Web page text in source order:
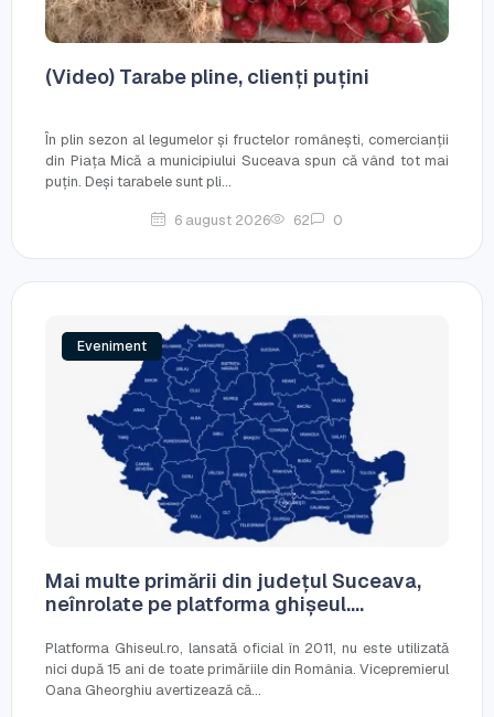
(Video) Tarabe pline, clienți puțini
În plin sezon al legumelor și fructelor românești, comercianții
din Piața Mică a municipiului Suceava spun că vând tot mai
puțin. Deși tarabele sunt pli...
6 august 2026 62 0
Eveniment
Mai multe primării din județul Suceava,
neînrolate pe platforma ghișeul....
Platforma Ghiseul.ro, lansată oficial în 2011, nu este utilizată
nici după 15 ani de toate primăriile din România. Vicepremierul
Oana Gheorghiu avertizează că...